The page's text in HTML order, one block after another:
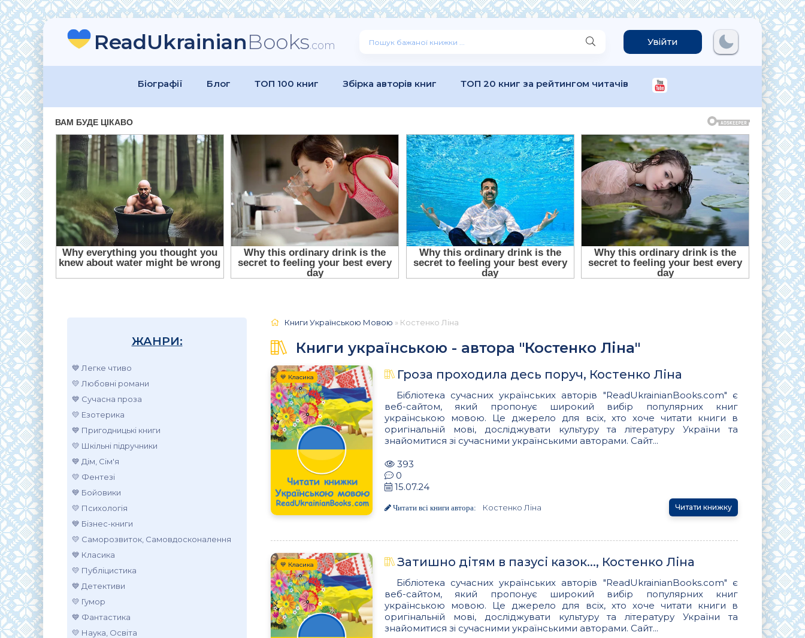
ReadUkrainianBooks.com Увійти
Біографії Блог ТОП 100 книг Збірка авторів книг ТОП 20 книг за рейтингом читачів
ЖАНРИ:
💙 Легке чтиво
💛 Любовні романи
💙 Сучасна проза
💛 Езотерика
💙 Пригодницькі книги
💛 Шкільні підручники
💙 Дім, Сім'я
💛 Фентезі
💙 Бойовики
💛 Психологія
💙 Бізнес-книги
💛 Саморозвиток, Самовдосконалення
💙 Класика
💛 Публіцистика
💙 Детективи
💛 Гумор
💙 Фантастика
💛 Наука, Освіта
Книги Українською Мовою » Костенко Ліна
Книги українською - автора "Костенко Ліна"
💙 Класика Гроза проходила десь поруч, Костенко Ліна
Бібліотека сучасних українських авторів "ReadUkrainianBooks.com" є
веб-сайтом, який пропонує широкий вибір популярних книг
українською мовою. Це джерело для всіх, хто хоче читати книги в
оригінальній мові, досліджувати культуру та літературу України та
знайомитися зі сучасними українськими авторами. Сайт...
393
0
15.07.24
Читати всі книги автора: Костенко Ліна Читати книжку
💙 Класика Затишно дітям в пазусі казок..., Костенко Ліна
Бібліотека сучасних українських авторів "ReadUkrainianBooks.com" є
веб-сайтом, який пропонує широкий вибір популярних книг
українською мовою. Це джерело для всіх, хто хоче читати книги в
оригінальній мові, досліджувати культуру та літературу України та
знайомитися зі сучасними українськими авторами. Сайт...